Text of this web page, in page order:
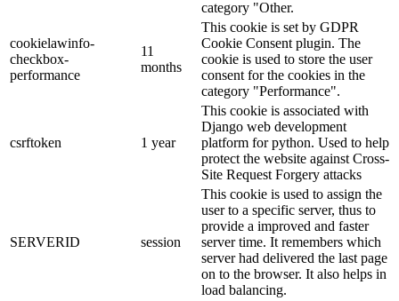
category "Other.
cookielawinfo-
checkbox-
performance
11
months
This cookie is set by GDPR
Cookie Consent plugin. The
cookie is used to store the user
consent for the cookies in the
category "Performance".
csrftoken 1 year
This cookie is associated with
Django web development
platform for python. Used to help
protect the website against Cross-
Site Request Forgery attacks
SERVERID session
This cookie is used to assign the
user to a specific server, thus to
provide a improved and faster
server time. It remembers which
server had delivered the last page
on to the browser. It also helps in
load balancing.